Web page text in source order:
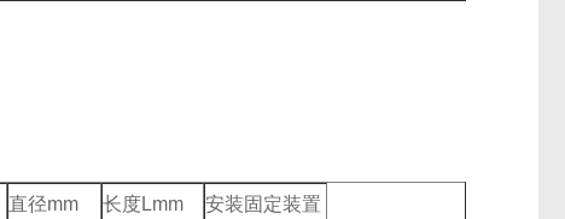
直径mm 长度Lmm 安装固定装置